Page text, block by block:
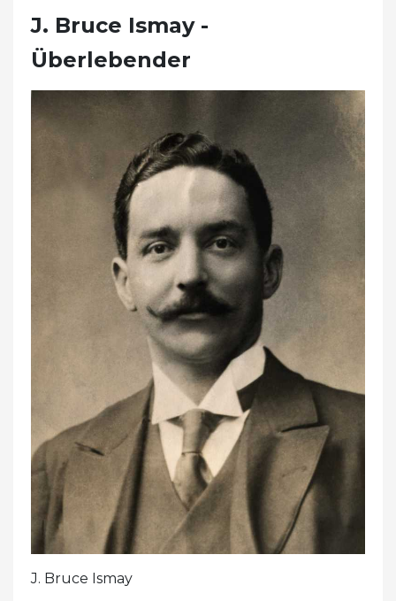
J. Bruce Ismay -
Überlebender
J. Bruce Ismay